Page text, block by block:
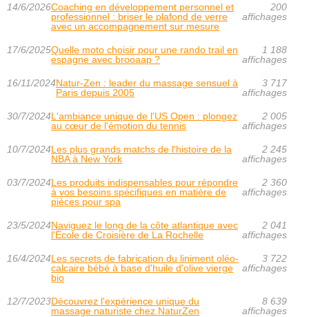
14/6/2026Coaching en développement personnel et
professionnel : briser le plafond de verre
avec un accompagnement sur mesure
200
affichages
17/6/2025Quelle moto choisir pour une rando trail en
espagne avec brooaap ?
1 188
affichages
16/11/2024Natur-Zen : leader du massage sensuel à
Paris depuis 2005
3 717
affichages
30/7/2024L'ambiance unique de l'US Open : plongez
au cœur de l'émotion du tennis
2 005
affichages
10/7/2024Les plus grands matchs de l'histoire de la
NBA à New York
2 245
affichages
03/7/2024Les produits indispensables pour répondre
à vos besoins spécifiques en matière de
pièces pour spa
2 360
affichages
23/5/2024Naviguez le long de la côte atlantique avec
l'École de Croisière de La Rochelle
2 041
affichages
16/4/2024Les secrets de fabrication du liniment oléo-
calcaire bébé à base d'huile d'olive vierge
bio
3 722
affichages
12/7/2023Découvrez l'expérience unique du
massage naturiste chez NaturZen
8 639
affichages